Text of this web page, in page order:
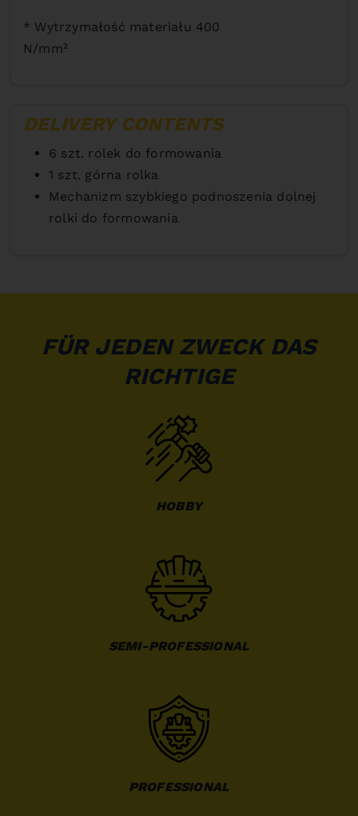
* Wytrzymałość materiału 400
N/mm²
DELIVERY CONTENTS
6 szt. rolek do formowania
1 szt. górna rolka
Mechanizm szybkiego podnoszenia dolnej
rolki do formowania
FÜR JEDEN ZWECK DAS
RICHTIGE
HOBBY
SEMI-PROFESSIONAL
PROFESSIONAL